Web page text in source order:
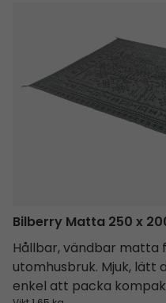
Bilberry Matta 250 x
Hållbar, vändbar matta
utomhusbruk. Mjuk, lätt
enkel att packa